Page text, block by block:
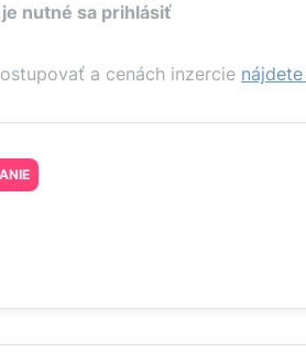
nutné sa prihlásiť
a cenách inzercie